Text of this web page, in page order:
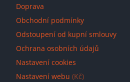
Doprava
Obchodní podmínky
Odstoupení od kupní smlouvy
Ochrana osobních údajů
Nastavení cookies
Nastavení webu (Kč)